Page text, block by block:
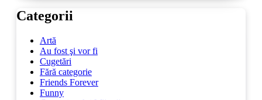
Categorii
Artă
Au fost şi vor fi
Cugetări
Fără categorie
Friends Forever
Funny